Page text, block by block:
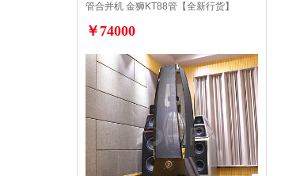
管合并机 金狮KT88管【全新行货】
￥74000